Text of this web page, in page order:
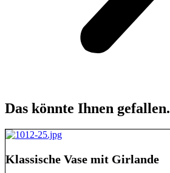
Das könnte Ihnen gefallen.
Klassische Vase mit Girlande